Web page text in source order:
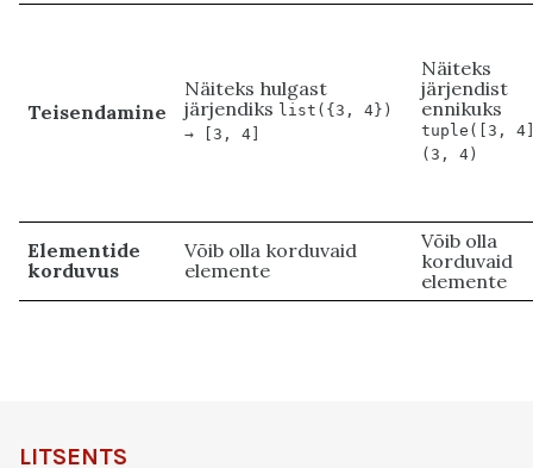
Teisendamine
Näiteks hulgast
järjendiks list({3, 4})
→ [3, 4]
Näiteks
järjendist
ennikuks
tuple([3,
(3, 4)
Elementide
korduvus
Võib olla korduvaid
elemente
Võib olla
korduvaid
elemente
LITSENTS